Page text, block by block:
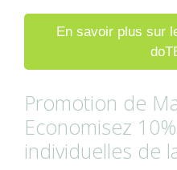
En savoir plus sur
Promotion de
Economisez
individuelles de